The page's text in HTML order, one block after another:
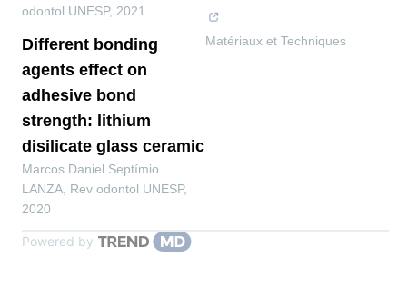
odontol UNESP, 2021
Different bonding
agents effect on
adhesive bond
strength: lithium
disilicate glass ceramic
Marcos Daniel Septímio
LANZA Rev odontol UNESP,
2020
Matériaux et Techniques
Powered by